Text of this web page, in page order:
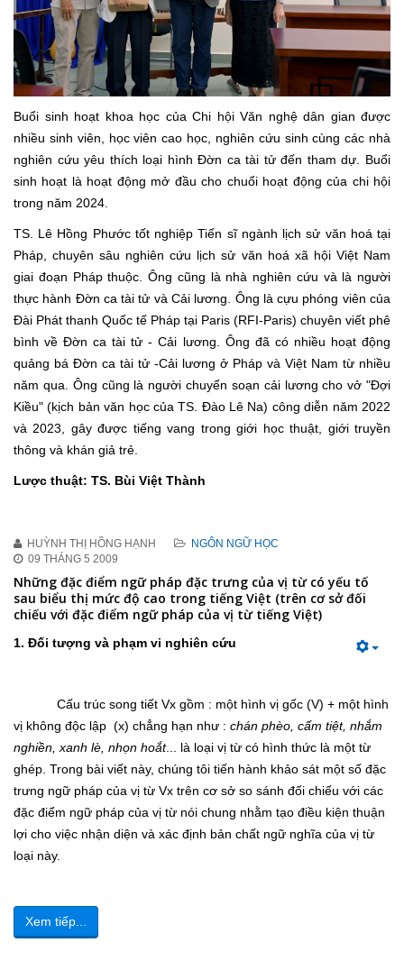
Buổi sinh hoạt khoa học của Chi hội Văn nghệ dân gian được
nhiều sinh viên, học viên cao học, nghiên cứu sinh cùng các nhà
nghiên cứu yêu thích loại hình Đờn ca tài tử đến tham dự. Buổi
sinh hoạt là hoạt động mở đầu cho chuổi hoạt động của chi hội
trong năm 2024.
TS. Lê Hồng Phước tốt nghiệp Tiến sĩ ngành lịch sử văn hoá tại
Pháp, chuyên sâu nghiên cứu lịch sử văn hoá xã hội Việt Nam
giai đoạn Pháp thuộc. Ông cũng là nhà nghiên cứu và là người
thực hành Đờn ca tài tử và Cải lương. Ông là cựu phóng viên của
Đài Phát thanh Quốc tế Pháp tại Paris (RFI-Paris) chuyên viết phê
bình về Đờn ca tài tử - Cải lương. Ông đã có nhiều hoạt động
quảng bá Đờn ca tài tử -Cải lương ở Pháp và Việt Nam từ nhiều
năm qua. Ông cũng là người chuyển soạn cải lương cho vở "Đợi
Kiều" (kịch bản văn học của TS. Đào Lê Na) công diễn năm 2022
và 2023, gây được tiếng vang trong giới học thuật, giới truyền
thông và khán giả trẻ.
Lược thuật: TS. Bùi Việt Thành
HUỲNH THỊ HỒNG HẠNH
NGÔN NGỮ HỌC
09 THÁNG 5 2009
Những đặc điểm ngữ pháp đặc trưng của vị từ có yếu tố
sau biểu thị mức độ cao trong tiếng Việt (trên cơ sở đối
chiếu với đặc điểm ngữ pháp của vị từ tiếng Việt)
1. Đối tượng và phạm vi nghiên cứu
Cấu trúc song tiết Vx gồm : một hình vị gốc (V) + một hình
vị không độc lập (x) chẳng hạn như : chán phèo, cấm tiệt, nhắm
nghiền, xanh lè, nhọn hoắt... là loại vị từ có hình thức là một từ
ghép. Trong bài viết này, chúng tôi tiến hành khảo sát một số đặc
trưng ngữ pháp của vị từ Vx trên cơ sở so sánh đối chiếu với các
đặc điểm ngữ pháp của vị từ nói chung nhằm tạo điều kiện thuận
lợi cho việc nhận diện và xác định bản chất ngữ nghĩa của vị từ
loại này.
Xem tiếp...